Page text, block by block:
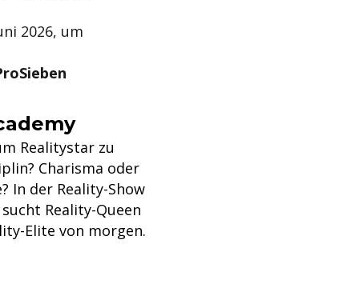
2026, um
Realitystar zu
Charisma oder
In der Reality-Show
Reality-Queen
Elite von morgen.